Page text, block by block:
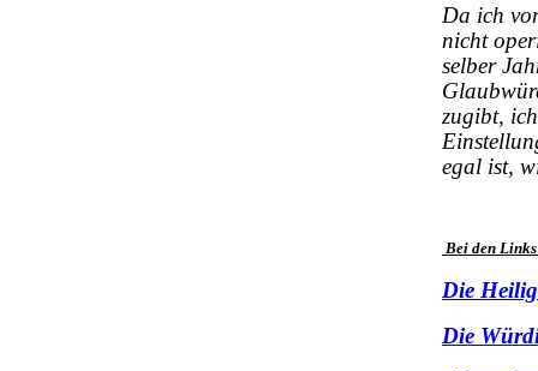
Da ich
nicht
selber
zugibt,
egal ist,
Bei den
Die
Die